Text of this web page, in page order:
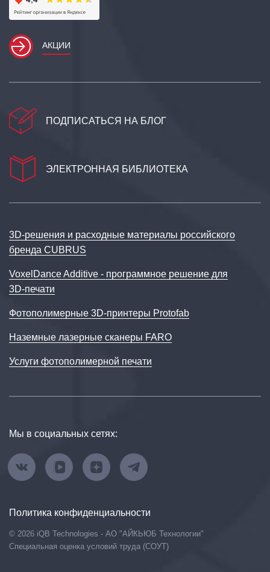
АКЦИИ
ПОДПИСАТЬСЯ НА БЛОГ
ЭЛЕКТРОННАЯ БИБЛИОТЕКА
3D‑решения и расходные материалы российского
бренда CUBRUS
VoxelDance Additive - программное решение для
3D‑печати
Фотополимерные 3D-принтеры Protofab
Наземные лазерные сканеры FARO
Услуги фотополимерной печати
Мы в социальных сетях:
Политика конфиденциальности
© 2026 iQB Technologies - АО "АЙКЬЮБ Технологии"
Специальная оценка условий труда (СОУТ)